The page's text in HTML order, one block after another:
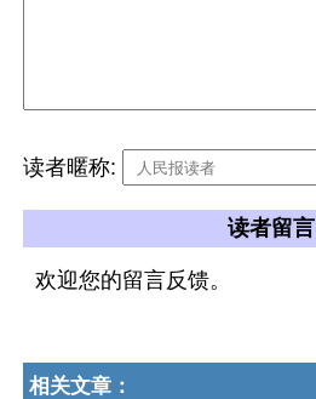
读者暱称:
读者留言
欢迎您的留言反馈。
相关文章：